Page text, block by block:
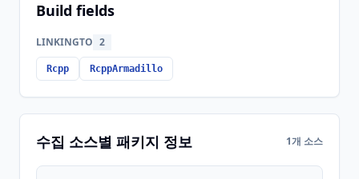
Build fields
LINKINGTO 2
Rcpp RcppArmadillo
수집 소스별 패키지 정보 1개 소스